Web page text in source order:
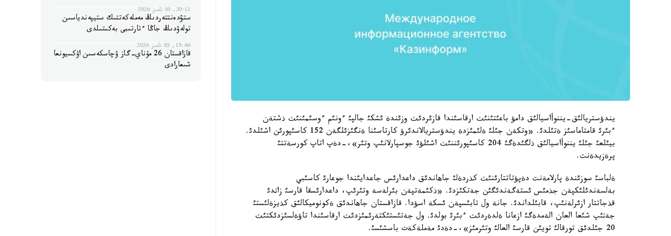
يندؤستريالئق-يننوأاسيالئق دامؤ باعئتئنئث ارقاسئندا قازئردئث وزئندة ئشكئ جالپئ ءونئم ءوسئمئنئث ذشتةن
ءبئرئ قامتاماسئز ةتئلدئ. «وتكةن جئلئ ةلئمئزدة يندؤستريالاندئرؤ كارتاسئنا ةنگئزئلگةن 152 كاسئپورئن اشئلدئ.
بيئلعئ جئلئ يننوأاسيالئق ذلگئدةگئ 204 كاسئپورئننئث اشئلؤئ جوسپارلانئپ وتئر»،-دةپ اتاپ كورسةتتئ
پرةزيدةنت.
ةلباسئ سوزئندة پارلامةنت دةپؤتاتتارئنئث كذردةلئ جاهاندئق داعدارئس جاعدايئندا جوعارئ كاسئبي
بةلسةندئلئكپةن جذمئس ئستةگةندئگئن جةتكئزدئ. «ذكئمةتپةن بئرلةسة وتئرئپ، داعدارئسقا قارسئ زاثدئ
قذجاتتار ازئرلةنئپ، قابئلداندئ. جانة ول تابئسپةن ئسكة اسؤدا. قازاقستان جاهاندئق ةكونوميكالئق كذيزةلئستئ
جةثئپ شئعا العان الةمدةگئ ازعانا ةلدةردئث ءبئرئ بولدئ. ول جةتئستئكتةرئمئزدئث ارقاسئندا تاؤةلسئزدئكتئث
20 جئلدئق تورقالئ تويئن قارسئ العالئ وتئرمئز»،-دةدئ مةملةكةت باسشئسئ.
20:11, 05 تامىز 2026
ستۋدەنتتەردىڭ مەملەكەتتىك ستيپەندياسىن
تولەۋدىڭ جاڭا ءتارتىبى بەكىتىلدى
19:46, 05 تامىز 2026
قازاقستان 26 مۇناي-گاز ۋچاسكەسىن اۋكسيونعا
شىعارادى